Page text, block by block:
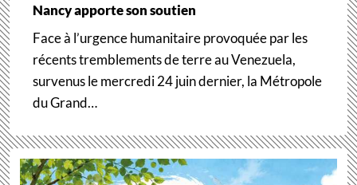
Nancy apporte son soutien
Face à l’urgence humanitaire provoquée par les
récents tremblements de terre au Venezuela,
survenus le mercredi 24 juin dernier, la Métropole
du Grand…